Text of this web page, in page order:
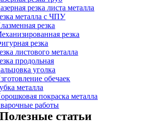
резка листа металла
металла с ЧПУ
резка
резка
резка
листового металла
продольная
уголка
обечаек
металла
покраска металла
работы
Полезные статьи